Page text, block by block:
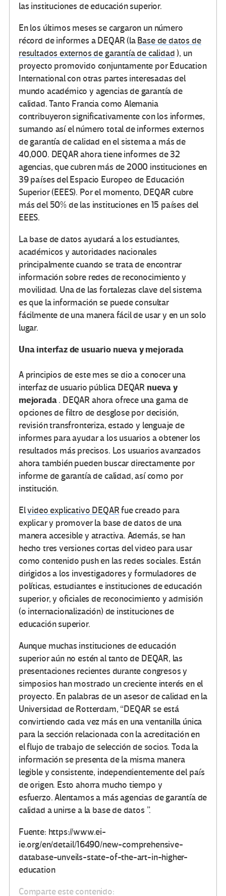
las instituciones de educación superior.
En los últimos meses se cargaron un número
récord de informes a DEQAR (la Base de datos de
resultados externos de garantía de calidad ), un
proyecto promovido conjuntamente por Education
International con otras partes interesadas del
mundo académico y agencias de garantía de
calidad. Tanto Francia como Alemania
contribuyeron significativamente con los informes,
sumando así el número total de informes externos
de garantía de calidad en el sistema a más de
40,000. DEQAR ahora tiene informes de 32
agencias, que cubren más de 2000 instituciones en
39 países del Espacio Europeo de Educación
Superior (EEES). Por el momento, DEQAR cubre
más del 50% de las instituciones en 15 países del
EEES.
La base de datos ayudará a los estudiantes,
académicos y autoridades nacionales
principalmente cuando se trata de encontrar
información sobre redes de reconocimiento y
movilidad. Una de las fortalezas clave del sistema
es que la información se puede consultar
fácilmente de una manera fácil de usar y en un solo
lugar.
Una interfaz de usuario nueva y mejorada
A principios de este mes se dio a conocer una
interfaz de usuario pública DEQAR nueva y
mejorada. DEQAR ahora ofrece una gama de
opciones de filtro de desglose por decisión,
revisión transfronteriza, estado y lenguaje de
informes para ayudar a los usuarios a obtener los
resultados más precisos. Los usuarios avanzados
ahora también pueden buscar directamente por
informe de garantía de calidad, así como por
institución.
Elvideo explicativo DEQARfue creado para
explicar y promover la base de datos de una
manera accesible y atractiva. Además, se han
hecho tres versiones cortas del video para usar
como contenido push en las redes sociales. Están
dirigidos a los investigadores y formuladores de
políticas, estudiantes e instituciones de educación
superior, y oficiales de reconocimiento y admisión
(o internacionalización) de instituciones de
educación superior.
Aunque muchas instituciones de educación
superior aún no estén al tanto de DEQAR, las
presentaciones recientes durante congresos y
simposios han mostrado un creciente interés en el
proyecto. En palabras de un asesor de calidad en la
Universidad de Rotterdam, “DEQAR se está
convirtiendo cada vez más en una ventanilla única
para la sección relacionada con la acreditación en
el flujo de trabajo de selección de socios. Toda la
información se presenta de la misma manera
legible y consistente, independientemente del país
de origen. Esto ahorra mucho tiempo y
esfuerzo. Alentamos a más agencias de garantía de
calidad a unirse a la base de datos ”.
Fuente: https://www.ei-
ie.org/en/detail/16490/new-comprehensive-
database-unveils-state-of-the-art-in-higher-
education
Comparte este contenido: